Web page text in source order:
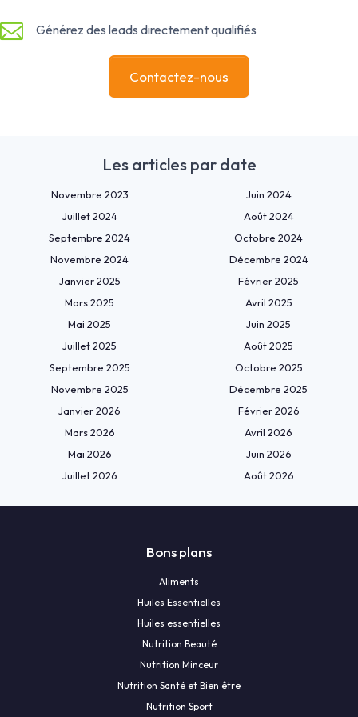
Générez des leads directement qualifiés
Contactez-nous
Les articles par date
Novembre 2023
Juin 2024
Juillet 2024
Août 2024
Septembre 2024
Octobre 2024
Novembre 2024
Décembre 2024
Janvier 2025
Février 2025
Mars 2025
Avril 2025
Mai 2025
Juin 2025
Juillet 2025
Août 2025
Septembre 2025
Octobre 2025
Novembre 2025
Décembre 2025
Janvier 2026
Février 2026
Mars 2026
Avril 2026
Mai 2026
Juin 2026
Juillet 2026
Août 2026
Bons plans
Aliments
Huiles Essentielles
Huiles essentielles
Nutrition Beauté
Nutrition Minceur
Nutrition Santé et Bien être
Nutrition Sport